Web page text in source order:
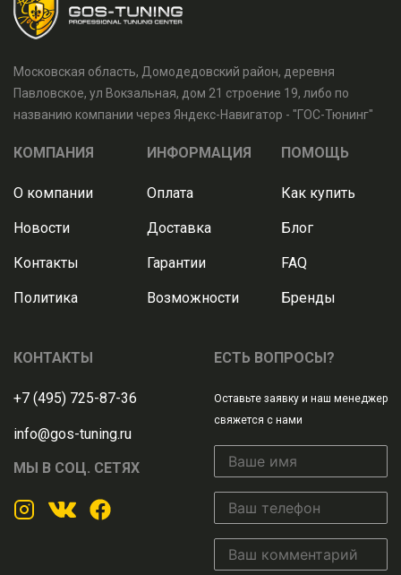
Московская область, Домодедовский район, деревня
Павловское, ул Вокзальная, дом 21 строение 19, либо по
названию компании через Яндекс-Навигатор - "ГОС-Тюнинг"
КОМПАНИЯ
О компании
Новости
Контакты
Политика
ИНФОРМАЦИЯ
Оплата
Доставка
Гарантии
Возможности
ПОМОЩЬ
Как купить
Блог
FAQ
Бренды
КОНТАКТЫ
+7 (495) 725-87-36
info@gos-tuning.ru
МЫ В СОЦ. СЕТЯХ
ЕСТЬ ВОПРОСЫ?
Оставьте заявку и наш менеджер
свяжется с нами